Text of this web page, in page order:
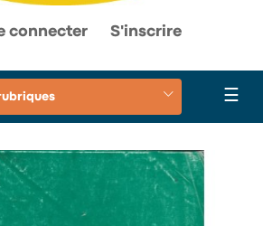
connecter S'inscrire
☰